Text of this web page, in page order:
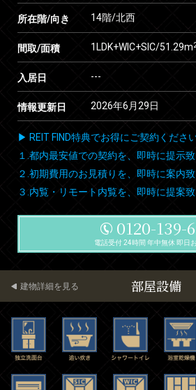
所在階/向き 14階/北西
間取/面積 1LDK+WIC+SIC/51.29m
入居日 ---
情報更新日 2026年6月29日
▶ REIT FIND特典でお得にご契約くださ
１.都内最安値での契約を、即時に提示致
２.初期費用のお見積りを、即時に案内致
３.内覧・リモート内覧を、即時に提案致
0120-139-
電話受付 24時間 年中無休 即日
部屋設備
建物詳細を見る